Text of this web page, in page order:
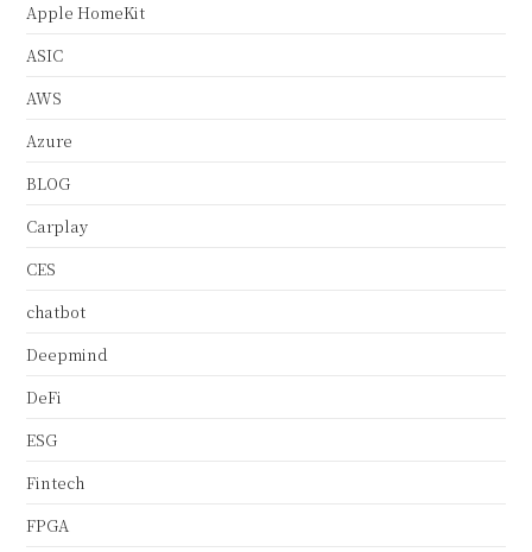
Apple HomeKit
ASIC
AWS
Azure
BLOG
Carplay
CES
chatbot
Deepmind
DeFi
ESG
Fintech
FPGA